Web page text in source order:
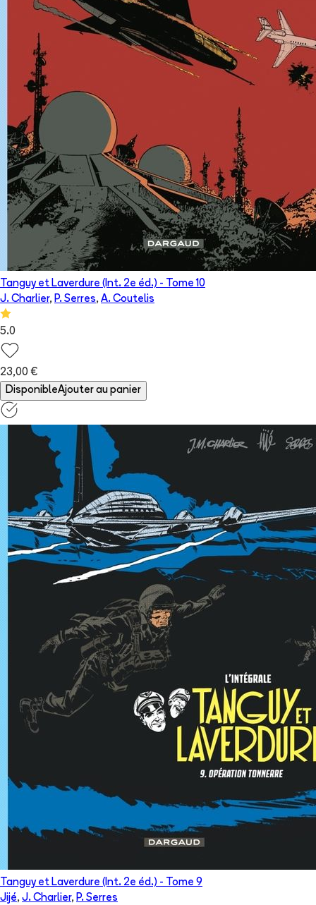
Tanguy et Laverdure (Int. 2e éd.) - Tome 10
J. Charlier, P. Serres, A. Coutelis
5.0
23,00 €
DisponibleAjouter au panier
Tanguy et Laverdure (Int. 2e éd.) - Tome 9
Jijé, J. Charlier, P. Serres